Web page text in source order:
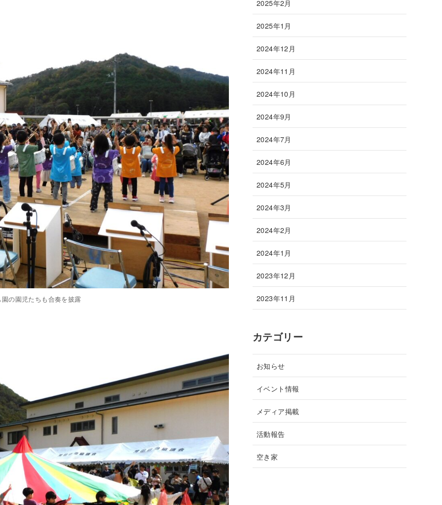
の園児たちも合奏を披露
2025年2月
2025年1月
2024年12月
2024年11月
2024年10月
2024年9月
2024年7月
2024年6月
2024年5月
2024年3月
2024年2月
2024年1月
2023年12月
2023年11月
カテゴリー
お知らせ
イベント情報
メディア掲載
活動報告
空き家